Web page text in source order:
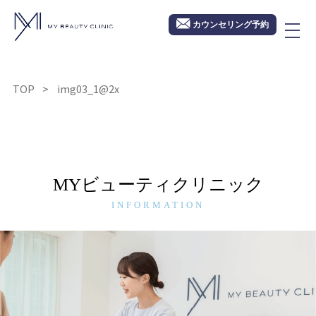
カウンセリング予約
TOP img03_1@2x
MYビューティクリニック
INFORMATION